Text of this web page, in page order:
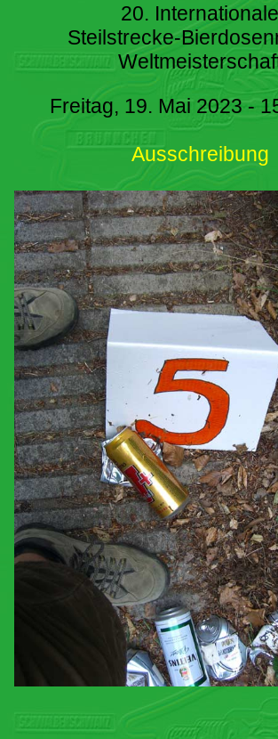
20. Internationale
Steilstrecke-
Freitag, 19. Mai 2023 -
Ausschreibung